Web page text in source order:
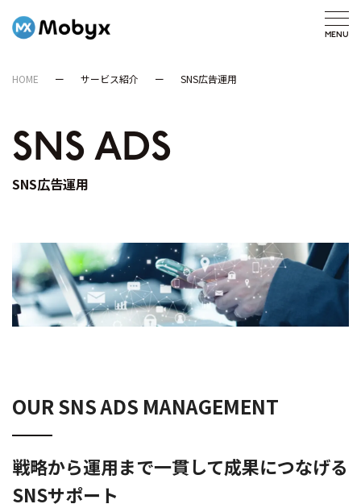
HOME サービス紹介 SNS広告運用
SNS ADS
SNS広告運用
OUR SNS ADS MANAGEMENT
戦略から運用まで一貫して成果につなげる
SNSサポート